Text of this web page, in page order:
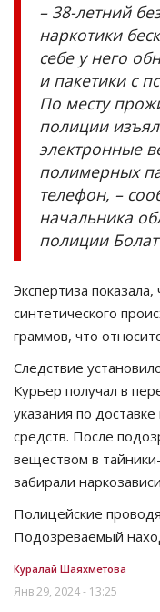
– 38-летний
наркотики
себе у него
и пакетики с
По месту
полиции
электронные
полимерных
телефон, –
начальника
полиции
Экспертиза
синтетического
граммов, что
Следствие
Курьер получал в
указания по
средств. После
веществом в
забирали
Полицейские
Подозреваемый
Куралай Шаяхметова
Янв 29, 2024 - 13:25